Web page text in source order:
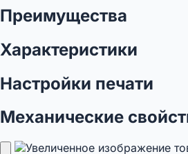
Преимущества
Характеристики
Настройки печати
Механические